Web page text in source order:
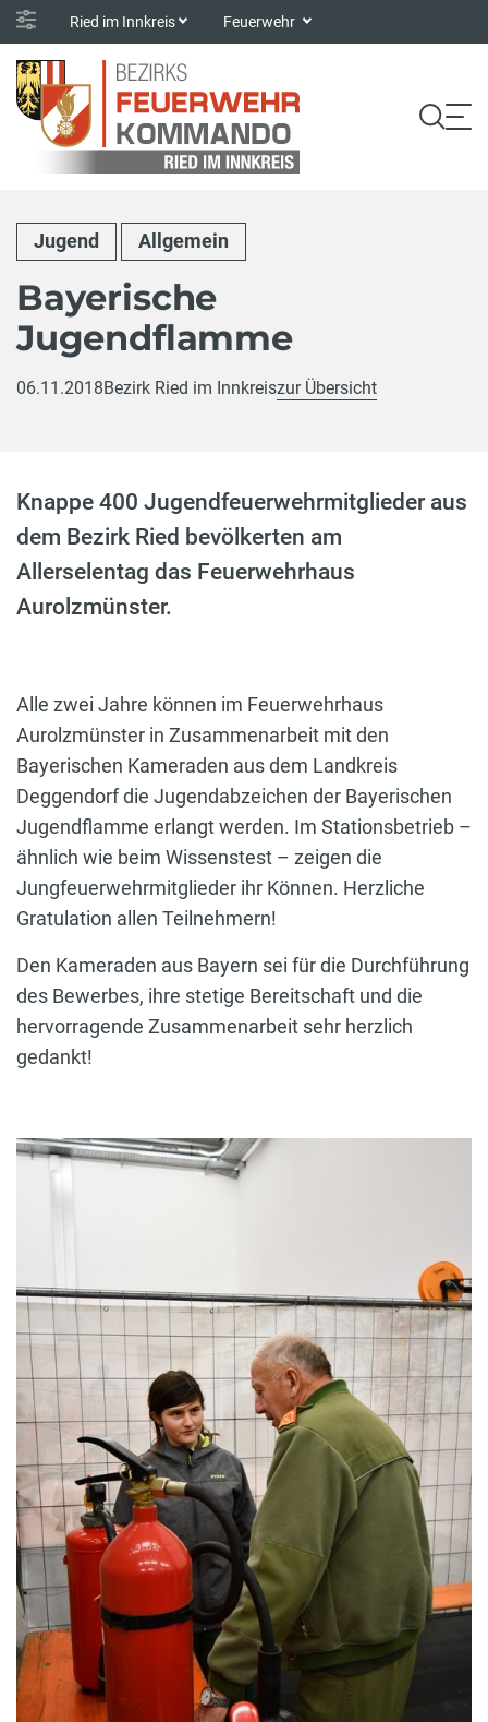
Ried im Innkreis Feuerwehr
Jugend Allgemein
Bayerische
Jugendflamme
06.11.2018Bezirk Ried im Innkreiszur Übersicht
Knappe 400 Jugendfeuerwehrmitglieder aus
dem Bezirk Ried bevölkerten am
Allerselentag das Feuerwehrhaus
Aurolzmünster.
Alle zwei Jahre können im Feuerwehrhaus
Aurolzmünster in Zusammenarbeit mit den
Bayerischen Kameraden aus dem Landkreis
Deggendorf die Jugendabzeichen der Bayerischen
Jugendflamme erlangt werden. Im Stationsbetrieb –
ähnlich wie beim Wissenstest – zeigen die
Jungfeuerwehrmitglieder ihr Können. Herzliche
Gratulation allen Teilnehmern!
Den Kameraden aus Bayern sei für die Durchführung
des Bewerbes, ihre stetige Bereitschaft und die
hervorragende Zusammenarbeit sehr herzlich
gedankt!